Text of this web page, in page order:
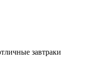
завтраки